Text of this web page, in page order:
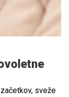
sveže